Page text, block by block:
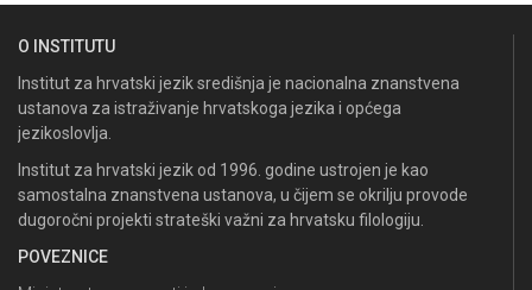
O INSTITUTU
Institut za hrvatski jezik središnja je nacionalna znanstvena
ustanova za istraživanje hrvatskoga jezika i općega
jezikoslovlja.
Institut za hrvatski jezik od 1996. godine ustrojen je kao
samostalna znanstvena ustanova, u čijem se okrilju provode
dugoročni projekti strateški važni za hrvatsku filologiju.
POVEZNICE